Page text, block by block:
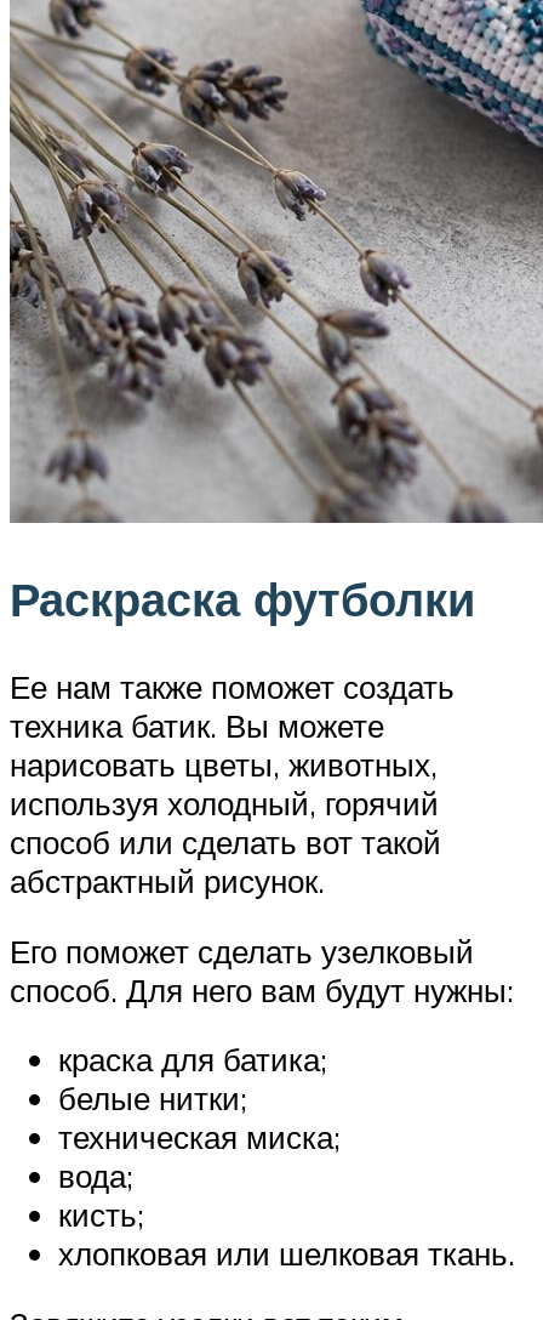
Раскраска футболки
Ее нам также поможет создать
техника батик. Вы можете
нарисовать цветы, животных,
используя холодный, горячий
способ или сделать вот такой
абстрактный рисунок.
Его поможет сделать узелковый
способ. Для него вам будут нужны:
краска для батика;
белые нитки;
техническая миска;
вода;
кисть;
хлопковая или шелковая ткань.